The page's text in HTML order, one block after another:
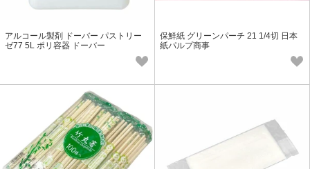
アルコール製剤 ドーバー パストリー
ゼ77 5L ポリ容器 ドーバー
保鮮紙 グリーンパーチ 21 1/4切 日本
紙パルプ商事